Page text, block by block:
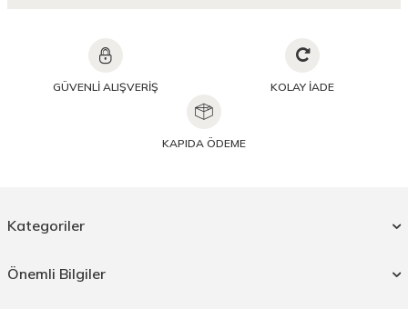
GÜVENLİ ALIŞVERİŞ KOLAY İADE
KAPIDA ÖDEME
Kategoriler
Önemli Bilgiler